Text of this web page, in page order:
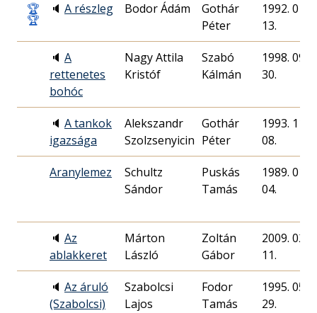
🏆
🏆
🔈 A részleg Bodor Ádám
Gothár
Péter
1992. 01.
13.
🔈 A
rettenetes
bohóc
Nagy Attila
Kristóf
Szabó
Kálmán
1998. 09.
30.
🔈 A tankok
igazsága
Alekszandr
Szolzsenyicin
Gothár
Péter
1993. 11.
08.
Aranylemez
Schultz
Sándor
Puskás
Tamás
1989. 01.
04.
🔈 Az
ablakkeret
Márton
László
Zoltán
Gábor
2009. 02.
11.
🔈 Az áruló
(Szabolcsi)
Szabolcsi
Lajos
Fodor
Tamás
1995. 05.
29.